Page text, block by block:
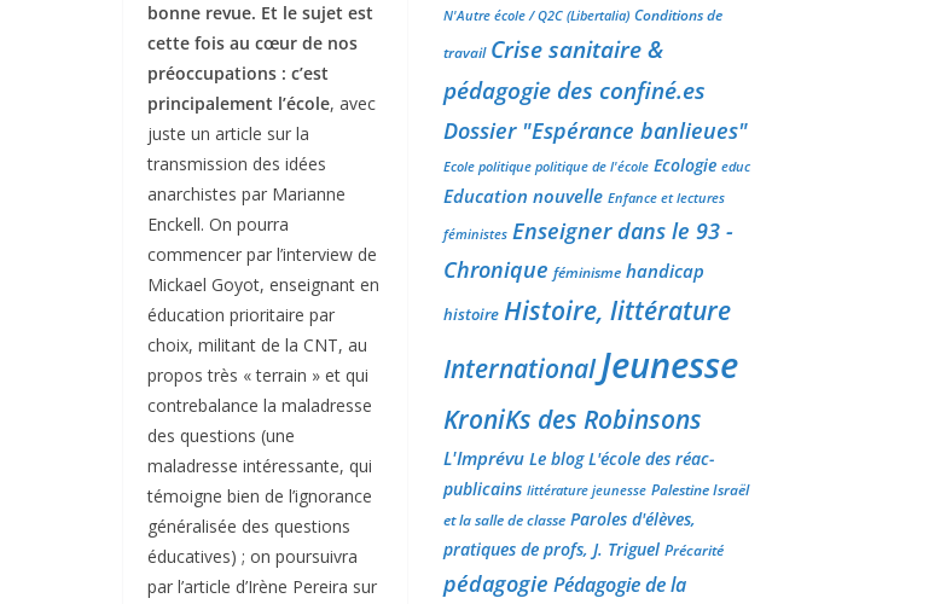
bonne revue. Et le sujet est
cette fois au cœur de nos
préoccupations : c’est
principalement l’école, avec
juste un article sur la
transmission des idées
anarchistes par Marianne
Enckell. On pourra
commencer par l’interview de
Mickael Goyot, enseignant en
éducation prioritaire par
choix, militant de la CNT, au
propos très « terrain » et qui
contrebalance la maladresse
des questions (une
maladresse intéressante, qui
témoigne bien de l’ignorance
généralisée des questions
éducatives) ; on poursuivra
par l’article d’Irène Pereira sur
N'Autre école / Q2C (Libertalia) Conditions de
travail Crise sanitaire &
pédagogie des confiné.es
Dossier "Espérance banlieues"
Ecole politique politique de l'école Ecologie educ
Education nouvelle Enfance et lectures
féministes Enseigner dans le 93 -
Chronique féminisme handicap
histoire Histoire, littérature
InternationalJeunesse
KroniKs des Robinsons
L'Imprévu Le blog L'école des réac-
publicains littérature jeunesse Palestine Israël
et la salle de classe Paroles d'élèves,
pratiques de profs, J. Triguel Précarité
pédagogie Pédagogie de la